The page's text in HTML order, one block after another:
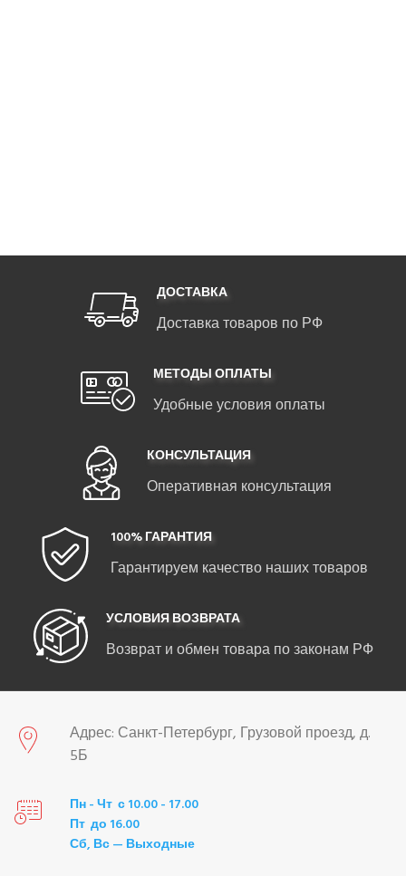
ДОСТАВКА
Доставка товаров по РФ
МЕТОДЫ ОПЛАТЫ
Удобные условия оплаты
КОНСУЛЬТАЦИЯ
Оперативная консультация
100% ГАРАНТИЯ
Гарантируем качество наших товаров
УСЛОВИЯ ВОЗВРАТА
Возврат и обмен товара по законам РФ
Адрес: Санкт-Петербург, Грузовой проезд, д.
5Б
Пн - Чт с 10.00 - 17.00
Пт до 16.00
Сб, Вс — Выходные